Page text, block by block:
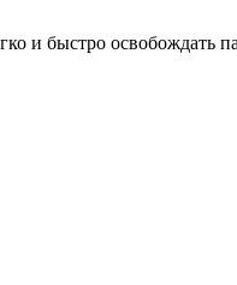
и быстро освобождать